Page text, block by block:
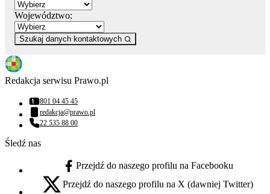
Województwo:
Szukaj danych kontaktowych
Redakcja serwisu Prawo.pl
Numer telefonu:
801 04 45 45
Adres email:
redakcja@prawo.pl
Numer telefonu:
22 535 88 00
Śledź nas
facebook - otwiera się w nowej karcie
Przejdź do naszego profilu na Facebooku
x - otwiera się w nowej karcie
Przejdź do naszego profilu na X (dawniej Twitter)